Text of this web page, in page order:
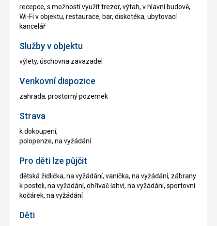
recepce, s možností využít trezor, výtah, v hlavní budově,
Wi-Fi v objektu, restaurace, bar, diskotéka, ubytovací
kancelář
Služby v objektu
výlety, úschovna zavazadel
Venkovní dispozice
zahrada, prostorný pozemek
Strava
k dokoupení,
polopenze, na vyžádání
Pro děti lze půjčit
dětská židlička, na vyžádání, vanička, na vyžádání, zábrany
k posteli, na vyžádání, ohřívač lahví, na vyžádání, sportovní
kočárek, na vyžádání
Děti